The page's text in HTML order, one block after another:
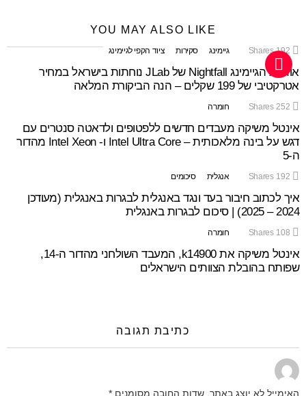
YOU MAY ALSO LIKE
192
Shares גיימינג סקירות ציוד הקפי לגיימינג
אוזניות הגיימינג Nightfall של JLab נוחתות בישראל במחיר
אטרקטיבי של 199 שקלים – הנה הביקורת המלאה
252
Shares חומרה
אינטל משיקה מעבדים חדשים ללפטופים ולדאטה סנטרים עם
דגש על בינה מלאכותית – Intel Ultra Core ו- Intel Xeon מהדור
ה-5
192
Shares אנגלית סיכומים
איך לכתוב חיבור בעד ונגד באנגלית לבגרות באנגלית (מעודכן
2024 – 2025) | סיכום לבגרות באנגלית
108
Shares חומרה
אינטל משיקה את k14900, המעבד השולחני מהדור ה-14,
שפותח בהובלת הצוותים הישראלים
כתיבת תגובה
האימייל לא יוצג באתר. שדות החובה מסומנים *